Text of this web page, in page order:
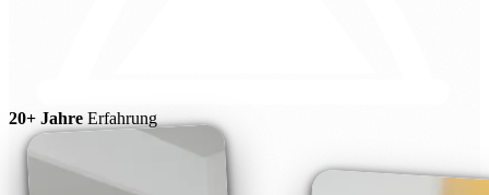
20+ Jahre Erfahrung